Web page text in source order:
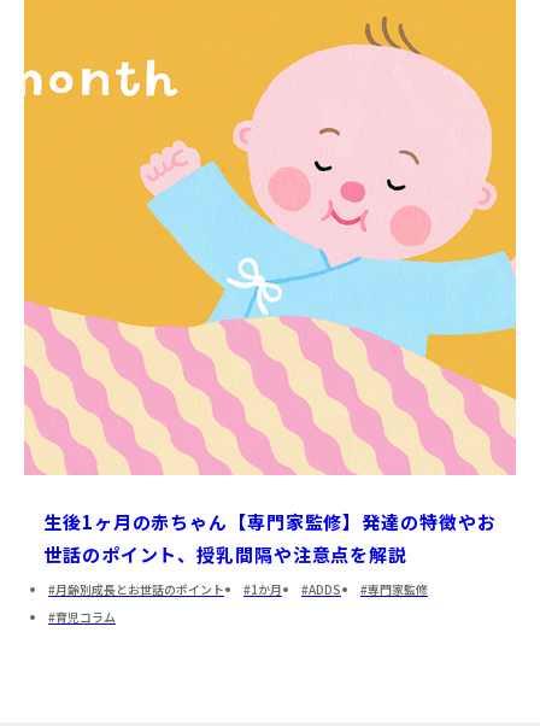
生後1ヶ月の赤ちゃん【専門家監修】発達の特徴やお
世話のポイント、授乳間隔や注意点を解説
月齢別成長とお世話のポイント 1か月 ADDS
専門家監修
育児コラム